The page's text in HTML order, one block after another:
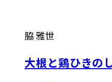
脇 雅世
大根と鶏ひきの